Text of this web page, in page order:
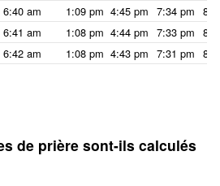
6:40 am 1:09 pm 4:45 pm 7:34 pm
6:41 am 1:08 pm 4:44 pm 7:33 pm
6:42 am 1:08 pm 4:43 pm 7:31 pm
de prière sont-ils calculés